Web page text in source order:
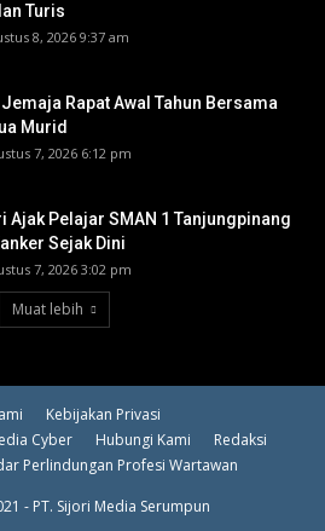
Turis
8, 2026 9:37 am
Rapat Awal Tahun Bersama
Murid
7, 2026 6:12 pm
Ajak Pelajar SMAN 1 Tanjungpinang
Sejak Dini
7, 2026 3:02 pm
Muat lebih
Kebijakan Privasi
Cyber
Hubungi Kami
Redaksi
Perlindungan Profesi Wartawan
- PT. Sijori Media Serumpun